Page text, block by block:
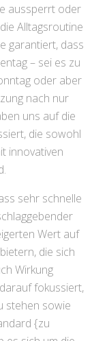
aussperrt oder
Alltagsroutine
garantiert, dass
– sei es zu
oder aber
nach nur
uns auf die
die sowohl
innovativen
sehr schnelle
Wert auf
die sich
Wirkung
fokussiert,
stehen sowie
{zu